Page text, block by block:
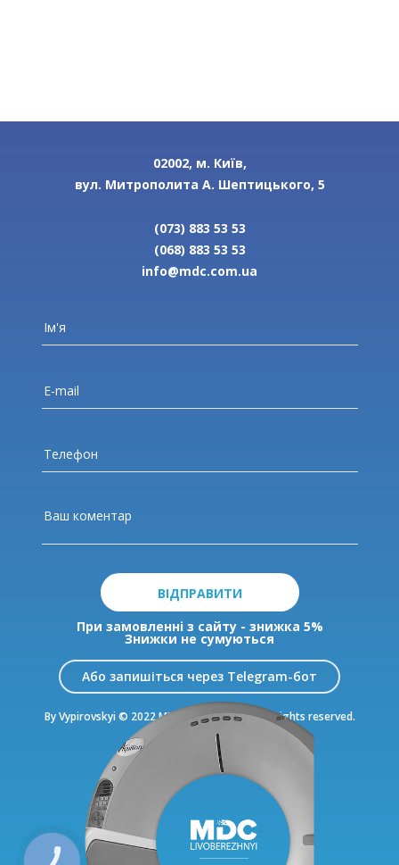
02002, м. Київ,
вул. Митрополита А. Шептицького, 5
(073) 883 53 53
(068) 883 53 53
info@mdc.com.ua
ВІДПРАВИТИ
При замовленні з сайту - знижка 5%
Знижки не сумуються
Або запишіться через Telegram-бот
By Vypirovskyi © 2022 MDC Livoberezhnyi. All rights reserved.